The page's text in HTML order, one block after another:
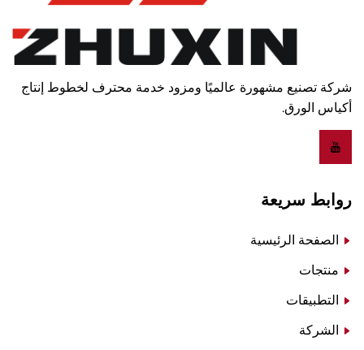
شركة تصنيع مشهورة عالميًا ومزود خدمة محترف لخطوط إنتاج
أكياس الورق.
روابط سريعة
الصفحة الرئيسية
منتجات
التطبيقات
الشركة